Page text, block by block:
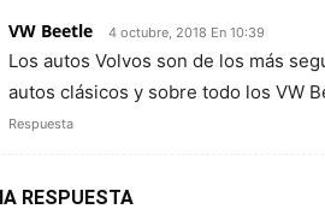
VW Beetle 4 octubre, 2018 En 10:39
Los autos Volvos son de los más
autos clásicos y sobre todo los VW
Respuesta
RESPUESTA